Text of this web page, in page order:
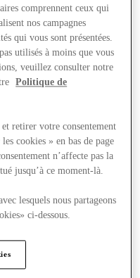
comprennent ceux qui
nos campagnes
qui vous sont présentées.
utilisés à moins que vous
veuillez consulter notre
Politique de
retirer votre consentement
cookies » en bas de page
n’affecte pas la
jusqu’à ce moment-là.
lesquels nous partageons
ci-dessous.